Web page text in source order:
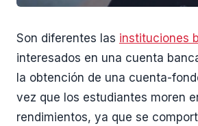
Son diferentes las instituciones
interesados en una cuenta
la obtención de una cuenta-
vez que los estudiantes moren
rendimientos, ya que se